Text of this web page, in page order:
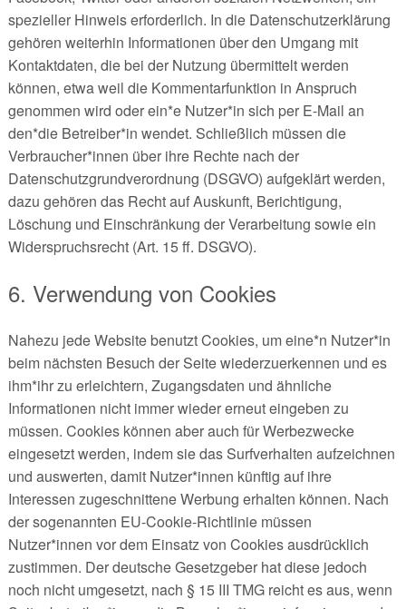
spezieller Hinweis erforderlich. In die Datenschutzerklärung
gehören weiterhin Informationen über den Umgang mit
Kontaktdaten, die bei der Nutzung übermittelt werden
können, etwa weil die Kommentarfunktion in Anspruch
genommen wird oder ein*e Nutzer*in sich per E-Mail an
den*die Betreiber*in wendet. Schließlich müssen die
Verbraucher*innen über ihre Rechte nach der
Datenschutzgrundverordnung (DSGVO) aufgeklärt werden,
dazu gehören das Recht auf Auskunft, Berichtigung,
Löschung und Einschränkung der Verarbeitung sowie ein
Widerspruchsrecht (Art. 15 ff. DSGVO).
6. Verwendung von Cookies
Nahezu jede Website benutzt Cookies, um eine*n Nutzer*in
beim nächsten Besuch der Seite wiederzuerkennen und es
ihm*ihr zu erleichtern, Zugangsdaten und ähnliche
Informationen nicht immer wieder erneut eingeben zu
müssen. Cookies können aber auch für Werbezwecke
eingesetzt werden, indem sie das Surfverhalten aufzeichnen
und auswerten, damit Nutzer*innen künftig auf ihre
Interessen zugeschnittene Werbung erhalten können. Nach
der sogenannten EU-Cookie-Richtlinie müssen
Nutzer*innen vor dem Einsatz von Cookies ausdrücklich
zustimmen. Der deutsche Gesetzgeber hat diese jedoch
noch nicht umgesetzt, nach § 15 III TMG reicht es aus, wenn